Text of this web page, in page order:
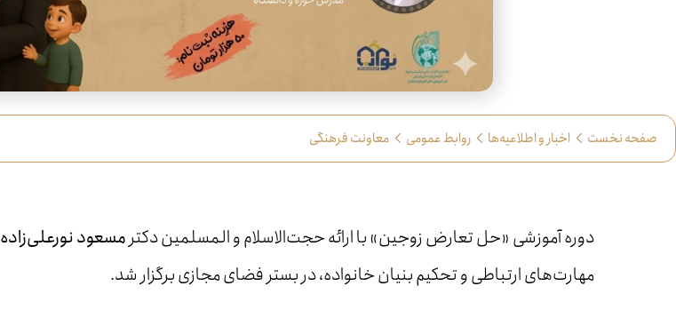
صفحه نخست اخبار و اطلاعیه‌ها روابط عمومی معاونت فرهنگی
دوره آموزشی «حل تعارض زوجین» با ارائه حجت‌الاسلام و المسلمین دکترمسعود نورعلی‌زاده
مهارت‌های ارتباطی و تحکیم بنیان خانواده، در بستر فضای مجازی برگزار شد.